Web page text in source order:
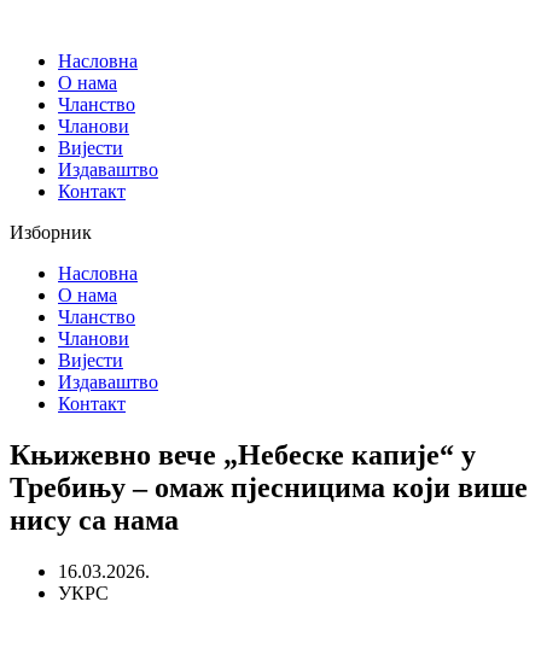
садржајНасловна
О нама
Чланство
Чланови
Вијести
Издаваштво
Контакт
Изборник
Насловна
О нама
Чланство
Чланови
Вијести
Издаваштво
Контакт
Књижевно вече „Небеске капије“ у
Требињу – омаж пјесницима који више
нису са нама
16.03.2026.
УКРС